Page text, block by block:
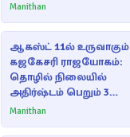
Manithan
ஆகஸ்ட் 11ல் உருவாகும்
கஜகேசரி ராஜயோகம்:
தொழில் நிலையில்
அதிர்ஷ்டம் பெறும் 3
ராசிகள்!
Manithan